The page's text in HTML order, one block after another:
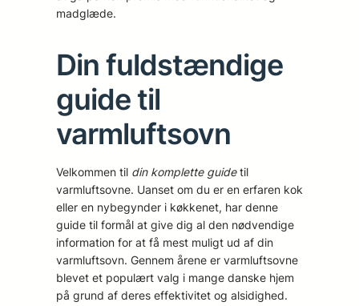
madglæde.
Din fuldstændige
guide til
varmluftsovn
Velkommen til din komplette guidetil
varmluftsovne. Uanset om du er en erfaren kok
eller en nybegynder i køkkenet, har denne
guide til formål at give dig al den nødvendige
information for at få mest muligt ud af din
varmluftsovn. Gennem årene er varmluftsovne
blevet et populært valg i mange danske hjem
på grund af deres effektivitet og alsidighed.